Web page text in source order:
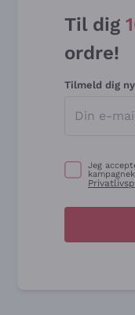
Til dig
ordre!
Tilmeld dig
Jeg